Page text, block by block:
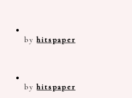
byhitspaper
byhitspaper